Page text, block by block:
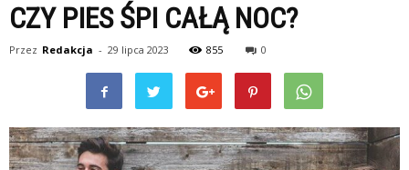
CZY PIES ŚPI CAŁĄ NOC?
Przez Redakcja - 29 lipca 2023 855 0